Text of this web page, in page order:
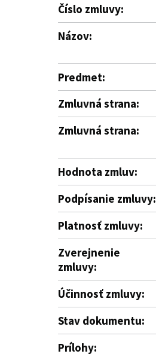
Číslo zmluvy:
Názov:
Predmet:
Zmluvná strana:
Zmluvná strana:
Hodnota zmluv:
Podpísanie zmluvy:
Platnosť zmluvy:
Zverejnenie
zmluvy:
Účinnosť zmluvy:
Stav dokumentu:
Prílohy: